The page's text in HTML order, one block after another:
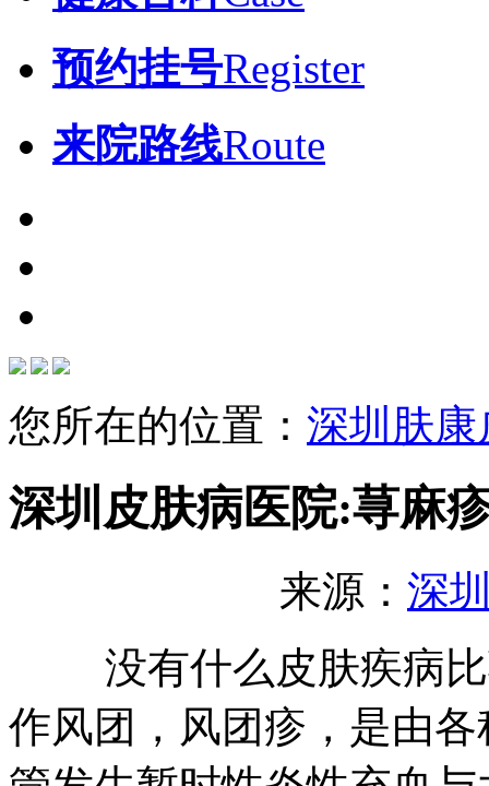
预约挂号Register
来院路线Route
您所在的位置： 深圳肤
深圳皮肤病医院:荨麻
来源： 深
没有什么皮肤疾病比
作风团，风团疹，是由